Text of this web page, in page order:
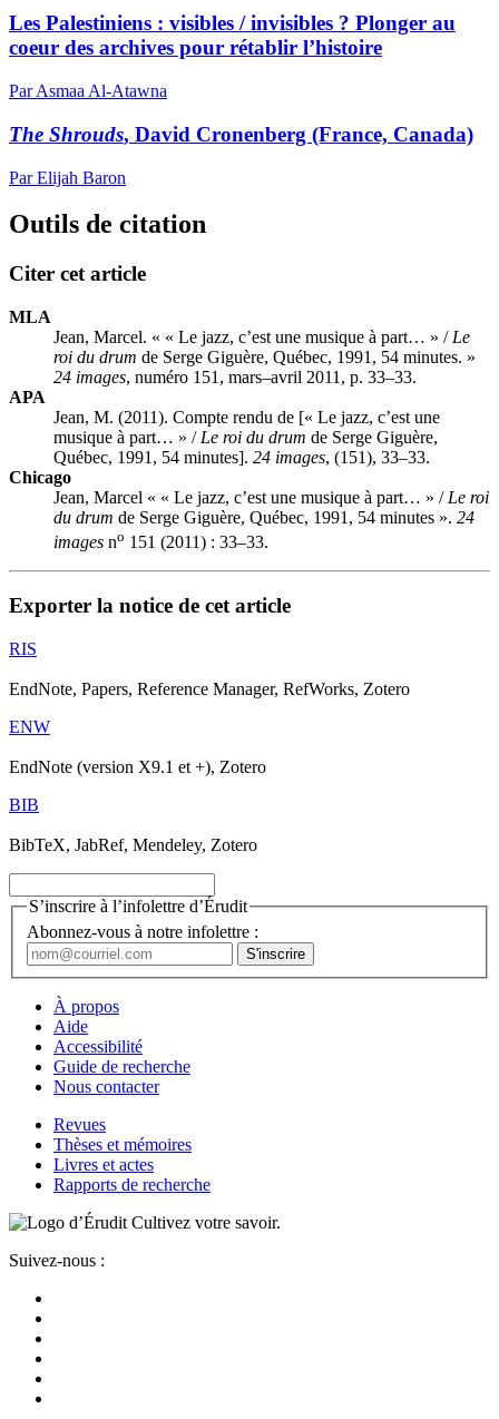
Les Palestiniens : visibles / invisibles ? Plonger au
coeur des archives pour rétablir l’histoire
Par Asmaa Al-Atawna
The Shrouds, David Cronenberg (France, Canada)
Par Elijah Baron
Outils de citation
Citer cet article
MLA
Jean, Marcel. « « Le jazz, c’est une musique à part… » / Le
roi du drum de Serge Giguère, Québec, 1991, 54 minutes. »
24 images, numéro 151, mars–avril 2011, p. 33–33.
APA
Jean, M. (2011). Compte rendu de [« Le jazz, c’est une
musique à part… » / Le roi du drum de Serge Giguère,
Québec, 1991, 54 minutes]. 24 images, (151), 33–33.
Chicago
Jean, Marcel « « Le jazz, c’est une musique à part… » / Le roi
du drum de Serge Giguère, Québec, 1991, 54 minutes ». 24
images no 151 (2011) : 33–33.
Exporter la notice de cet article
RIS
EndNote, Papers, Reference Manager, RefWorks, Zotero
ENW
EndNote (version X9.1 et +), Zotero
BIB
BibTeX, JabRef, Mendeley, Zotero
S’inscrire à l’infolettre d’Érudit
Abonnez-vous à notre infolettre :
À propos
Aide
Accessibilité
Guide de recherche
Nous contacter
Revues
Thèses et mémoires
Livres et actes
Rapports de recherche
Cultivez votre savoir.
Suivez-nous :